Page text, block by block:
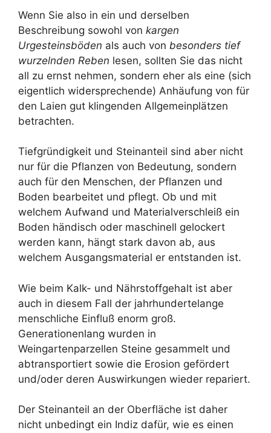
Wenn Sie also in ein und derselben
Beschreibung sowohl von kargen
Urgesteinsböden als auch von besonders tief
wurzelnden Reben lesen, sollten Sie das nicht
all zu ernst nehmen, sondern eher als eine (sich
eigentlich widersprechende) Anhäufung von für
den Laien gut klingenden Allgemeinplätzen
betrachten.
Tiefgründigkeit und Steinanteil sind aber nicht
nur für die Pflanzen von Bedeutung, sondern
auch für den Menschen, der Pflanzen und
Boden bearbeitet und pflegt. Ob und mit
welchem Aufwand und Materialverschleiß ein
Boden händisch oder maschinell gelockert
werden kann, hängt stark davon ab, aus
welchem Ausgangsmaterial er entstanden ist.
Wie beim Kalk- und Nährstoffgehalt ist aber
auch in diesem Fall der jahrhundertelange
menschliche Einfluß enorm groß.
Generationenlang wurden in
Weingartenparzellen Steine gesammelt und
abtransportiert sowie die Erosion gefördert
und/oder deren Auswirkungen wieder repariert.
Der Steinanteil an der Oberfläche ist daher
nicht unbedingt ein Indiz dafür, wie es einen